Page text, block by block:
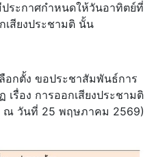
ระกาศกำหนดให้วันอาทิตย์ที่
สียงประชามติ นั้น
อกตั้ง ขอประชาสัมพันธ์การ
รื่อง การออกเสียงประชามติ
ณ วันที่ 25 พฤษภาคม 2569)